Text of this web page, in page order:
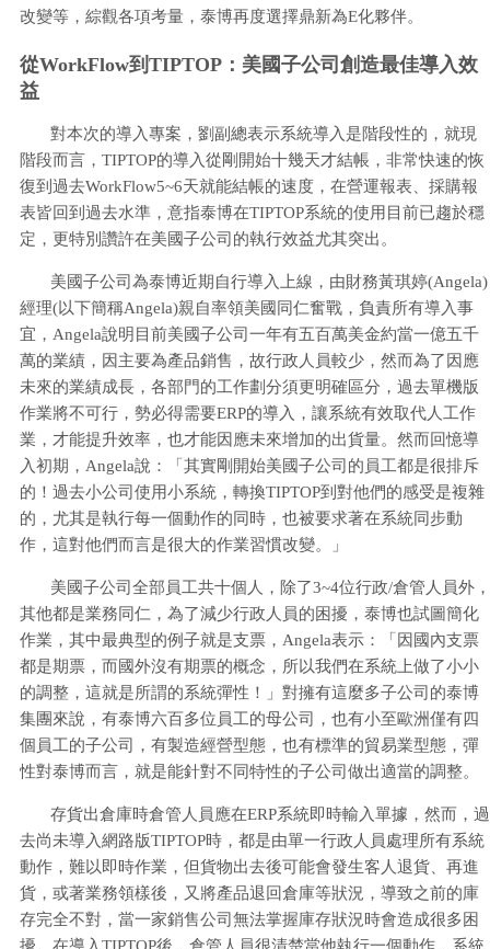
改變等，綜觀各項考量，泰博再度選擇鼎新為E化夥伴。
從WorkFlow到TIPTOP：美國子公司創造最佳導入效
益
對本次的導入專案，劉副總表示系統導入是階段性的，就現
階段而言，TIPTOP的導入從剛開始十幾天才結帳，非常快速的恢
復到過去WorkFlow5~6天就能結帳的速度，在營運報表、採購報
表皆回到過去水準，意指泰博在TIPTOP系統的使用目前已趨於穩
定，更特別讚許在美國子公司的執行效益尤其突出。
美國子公司為泰博近期自行導入上線，由財務黃琪婷(Angela)
經理(以下簡稱Angela)親自率領美國同仁奮戰，負責所有導入事
宜，Angela說明目前美國子公司一年有五百萬美金約當一億五千
萬的業績，因主要為產品銷售，故行政人員較少，然而為了因應
未來的業績成長，各部門的工作劃分須更明確區分，過去單機版
作業將不可行，勢必得需要ERP的導入，讓系統有效取代人工作
業，才能提升效率，也才能因應未來增加的出貨量。然而回憶導
入初期，Angela說：「其實剛開始美國子公司的員工都是很排斥
的！過去小公司使用小系統，轉換TIPTOP到對他們的感受是複雜
的，尤其是執行每一個動作的同時，也被要求著在系統同步動
作，這對他們而言是很大的作業習慣改變。」
美國子公司全部員工共十個人，除了3~4位行政/倉管人員外，
其他都是業務同仁，為了減少行政人員的困擾，泰博也試圖簡化
作業，其中最典型的例子就是支票，Angela表示：「因國內支票
都是期票，而國外沒有期票的概念，所以我們在系統上做了小小
的調整，這就是所謂的系統彈性！」對擁有這麼多子公司的泰博
集團來說，有泰博六百多位員工的母公司，也有小至歐洲僅有四
個員工的子公司，有製造經營型態，也有標準的貿易業型態，彈
性對泰博而言，就是能針對不同特性的子公司做出適當的調整。
存貨出倉庫時倉管人員應在ERP系統即時輸入單據，然而，過
去尚未導入網路版TIPTOP時，都是由單一行政人員處理所有系統
動作，難以即時作業，但貨物出去後可能會發生客人退貨、再進
貨，或著業務領樣後，又將產品退回倉庫等狀況，導致之前的庫
存完全不對，當一家銷售公司無法掌握庫存狀況時會造成很多困